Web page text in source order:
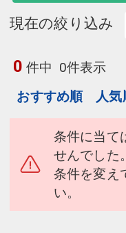
現在の絞り込み
0 件中 0件表示
おすすめ順
人気
条件に当て
せんでした。
条件を変え
い。